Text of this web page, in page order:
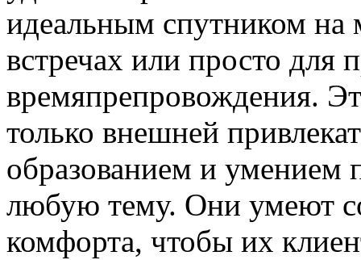
идеальным спутником на
встречах или просто для
времяпрепровождения.
только внешней
образованием и умением
любую тему. Они умеют
комфорта, чтобы их